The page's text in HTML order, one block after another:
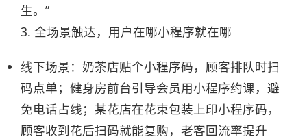
生。”​
3. 全场景触达，用户在哪小程序就在哪​
线下场景：奶茶店贴个小程序码，顾客排队时扫
码点单；健身房前台引导会员用小程序约课，避
免电话占线；某花店在花束包装上印小程序码，
顾客收到花后扫码就能复购，老客回流率提升